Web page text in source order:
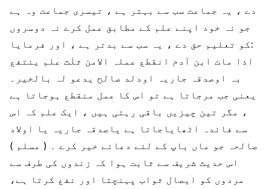
دے ، یہ جماعت سب سے بہتر ہے ، تیسری جماعت وہ ہے
جو نہ خود اپنے علم کے مطابق عمل کرے نہ دوسروں
کو تعلیم حق دے ، یہ سب سے بدتر ہے ، اور فرمایا:
اذا مات ابن آدم انقطع عملہ الامن ثلٰث علم ینتفع
بہ اوصدقہ جاریہ اودلد صالح یدعو لہ بالخیر۔
یعنی جب مرجاتا ہے تو اس کا عمل منقطع ہوجاتا ہے
سے فائدہ اٹھایاجاتا ہے یاصدقہ جاریہ یا اولاد
صالحہ جو ماں باپ کے لئے دعائے خیر کرے ۔ ( مسلم )
اس حدیث شریف سے ثابت ہوا کہ زندوں کی طرف سے
مردوں کو ایصال ثواب پہنچتا اور نفع کرتا ہے،